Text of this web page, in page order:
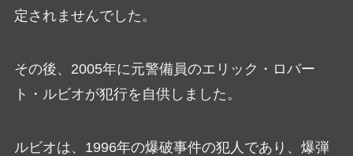
定されませんでした。
その後、2005年に元警備員のエリック・ロバー
ト・ルビオが犯行を自供しました。
ルビオは、1996年の爆破事件の犯人であり、爆弾